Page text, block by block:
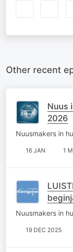
Other recent
Nuus
2026
Nuusmakers in
16 JAN 1
Nuusmakers in
19 DEC 2025